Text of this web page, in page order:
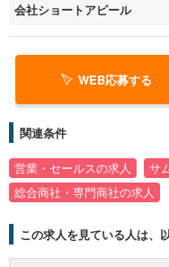
会社ショートアピール
WEB応募する
関連条件
営業・セールスの求人
サ
総合商社・専門商社の求人
この求人を見ている人は、